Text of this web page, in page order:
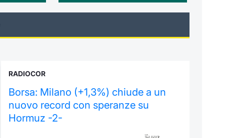
RADIOCOR
Borsa: Milano (+1,3%) chiude a un
nuovo record con speranze su
Hormuz -2-